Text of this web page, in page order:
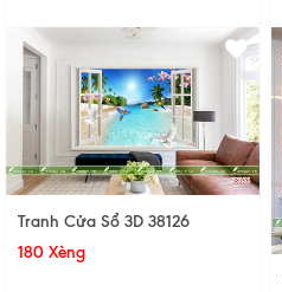
Tranh Cửa Sổ 3D 38126
180 Xèng